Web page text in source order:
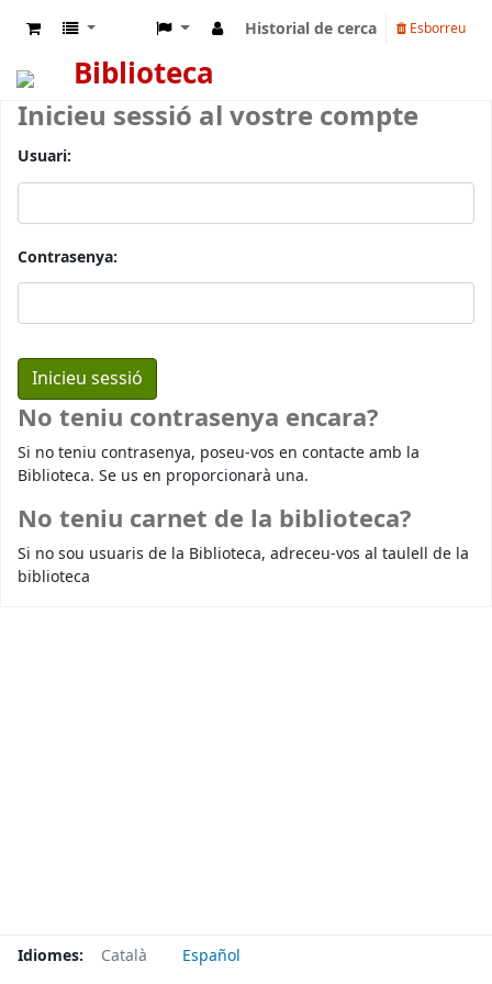
Historial de cerca Esborreu
Biblioteca
Inicieu sessió al vostre compte
Usuari:
Contrasenya:
No teniu contrasenya encara?
Si no teniu contrasenya, poseu-vos en contacte amb la
Biblioteca. Se us en proporcionarà una.
No teniu carnet de la biblioteca?
Si no sou usuaris de la Biblioteca, adreceu-vos al taulell de la
biblioteca
Idiomes: Català Español